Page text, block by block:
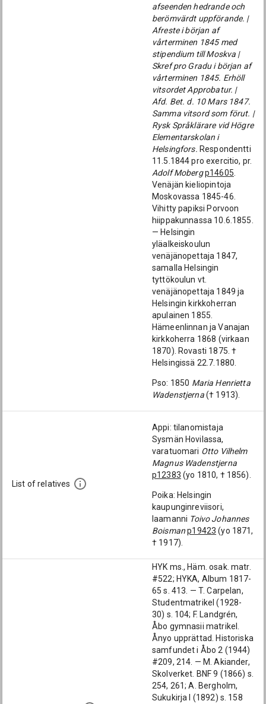
afseenden hedrande och
berömvärdt uppförande. |
Afreste i början af
vårterminen 1845 med
stipendium till Moskva |
Skref pro Gradu i början af
vårterminen 1845. Erhöll
vitsordet Approbatur. |
Afd. Bet. d. 10 Mars 1847.
Samma vitsord som förut. |
Rysk Språklärare vid Högre
Elementarskolan i
Helsingfors. Respondentti
11.5.1844 pro exercitio, pr.
Adolf Mobergp14605
Venäjän kieliopintoja
Moskovassa 1845-46.
Vihitty papiksi Porvoon
hiippakunnassa 10.6.1855.
— Helsingin
yläalkeiskoulun
venäjänopettaja 1847,
samalla Helsingin
tyttökoulun vt.
venäjänopettaja 1849 ja
Helsingin kirkkoherran
apulainen 1855.
Hämeenlinnan ja Vanajan
kirkkoherra 1868 (virkaan
1870). Rovasti 1875. †
Helsingissä 22.7.1880.
Pso: 1850 Maria Henrietta
Wadenstjerna(† 1913).
List of relatives
Appi: tilanomistaja
Sysmän Hovilassa,
varatuomari Otto Vilhelm
Magnus Wadenstjerna
p12383 (yo 1810, † 1856).
Poika: Helsingin
kaupunginreviisori,
laamanni Toivo Johannes
Boisman p19423 (yo 1871,
† 1917).
HYK ms., Häm. osak. matr.
#522; HYKA, Album 1817-
65 s. 413. — T. Carpelan,
Studentmatrikel (1928-
30) s. 104; F. Landgrén,
Åbo gymnasii matrikel.
Ånyo upprättad. Historiska
samfundet i Åbo 2 (1944)
#209, 214. — M. Akiander,
Skolverket. BNF 9 (1866) s.
254, 261; A. Bergholm,
Sukukirja I (1892) s. 158